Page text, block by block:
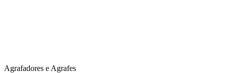
Agrafadores e Agrafes